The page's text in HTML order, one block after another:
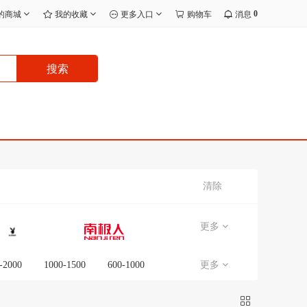
商城 我的收藏 更多入口 购物车 消息 0
搜索
清除
更多
2000 1000-1500 600-1000 更多